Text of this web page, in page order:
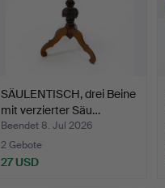
SÄULENTISCH, drei Beine
mit verzierter Säu…
Beendet 8. Jul 2026
2 Gebote
27 USD